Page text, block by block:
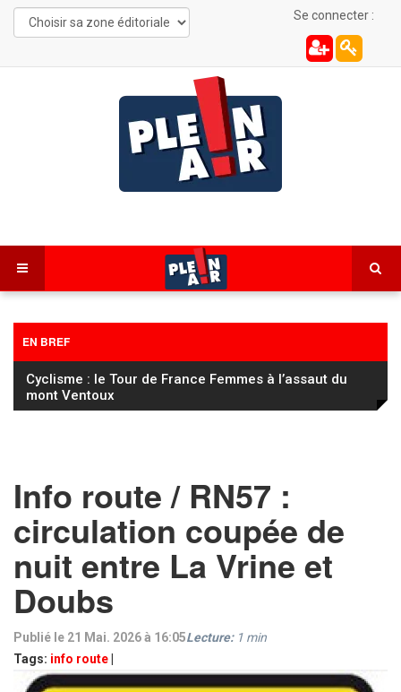
Se connecter :
EN BREF
Cyclisme : le Tour de France Femmes à l’assaut du
mont Ventoux
Info route / RN57 :
circulation coupée de
nuit entre La Vrine et
Doubs
Publié le 21 Mai. 2026 à 16:05
Tags: info route
Lecture: 1 min